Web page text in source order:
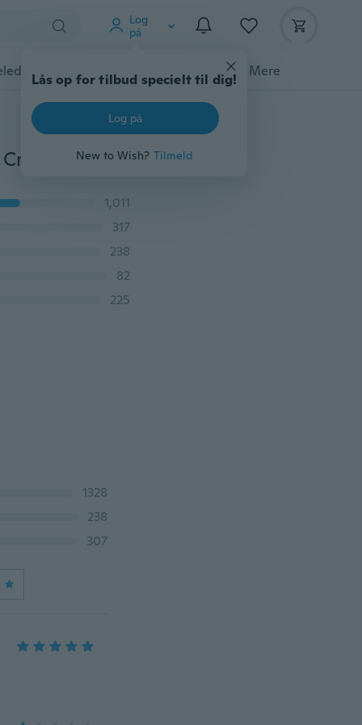
Log
på
Lås op for tilbud specielt til dig!
Log på
New to Wish? Tilmeld
Gadgets Værktøj Mere
10 farver Minnow Fishing Lure Crank Bait Hooks Bass Crankbait Tackle 6,5 cm / 4,8 g
1,011
317
238
82
225
1328
238
307